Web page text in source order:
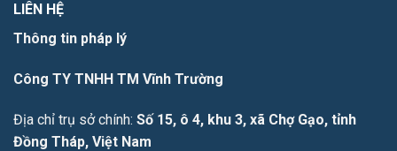
LIÊN HỆ
Thông tin pháp lý
Công TY TNHH TM Vĩnh Trường
Địa chỉ trụ sở chính: Số 15, ô 4, khu 3, xã Chợ Gạo, tỉnh
Đồng Tháp, Việt Nam